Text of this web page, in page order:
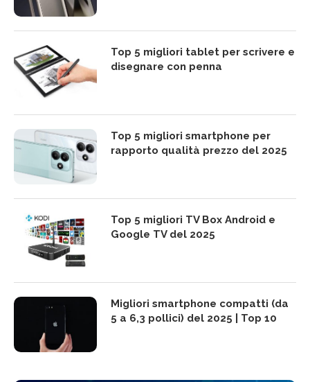
Top 5 migliori tablet per scrivere e
disegnare con penna
Top 5 migliori smartphone per
rapporto qualità prezzo del 2025
Top 5 migliori TV Box Android e
Google TV del 2025
Migliori smartphone compatti (da
5 a 6,3 pollici) del 2025 | Top 10